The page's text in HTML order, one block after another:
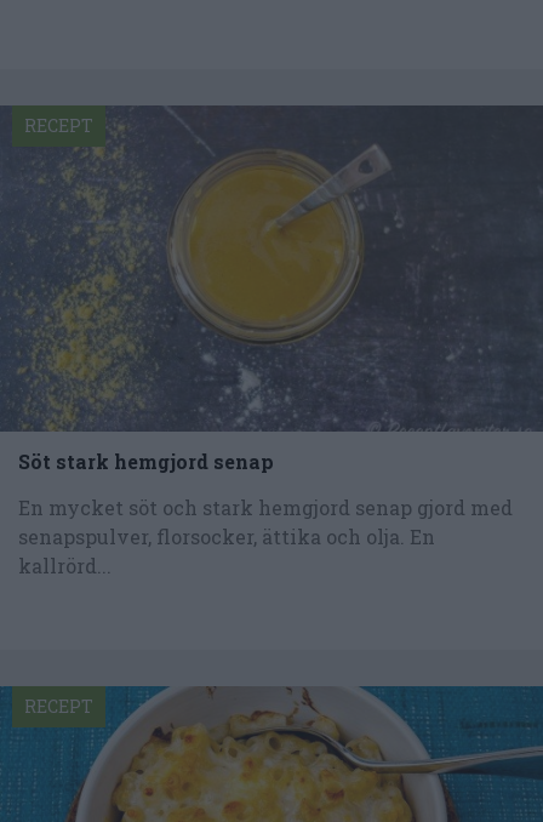
Söt stark hemgjord senap
En mycket söt och stark hemgjord senap gjord med
senapspulver, florsocker, ättika och olja. En
kallrörd...
RECEPT
RECEPT